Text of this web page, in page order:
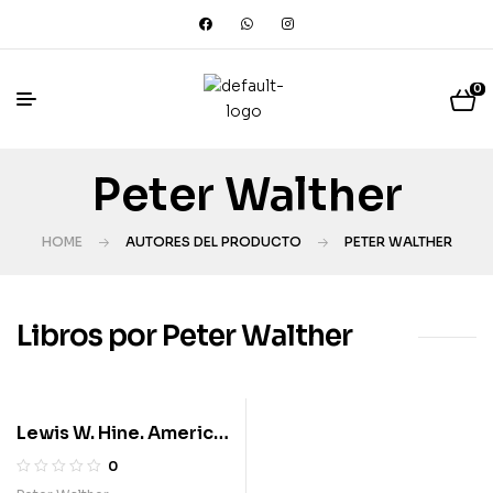
0
Peter Walther
HOME AUTORES DEL PRODUCTO PETER WALTHER
Libros por Peter Walther
Lewis W. Hine. America
at Work
0